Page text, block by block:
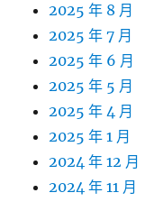
2025 年 8 月
2025 年 7 月
2025 年 6 月
2025 年 5 月
2025 年 4 月
2025 年 1 月
2024 年 12 月
2024 年 11 月